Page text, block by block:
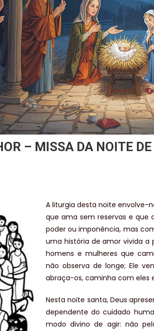
– MISSA DA NOITE
A liturgia desta noite envolve-
que ama sem reservas e que
poder ou imponência, mas
uma história de amor vivida a
homens e mulheres que
não observa de longe; Ele
abraça-os, caminha com eles
Nesta noite santa, Deus
dependente do cuidado
modo divino de agir: não